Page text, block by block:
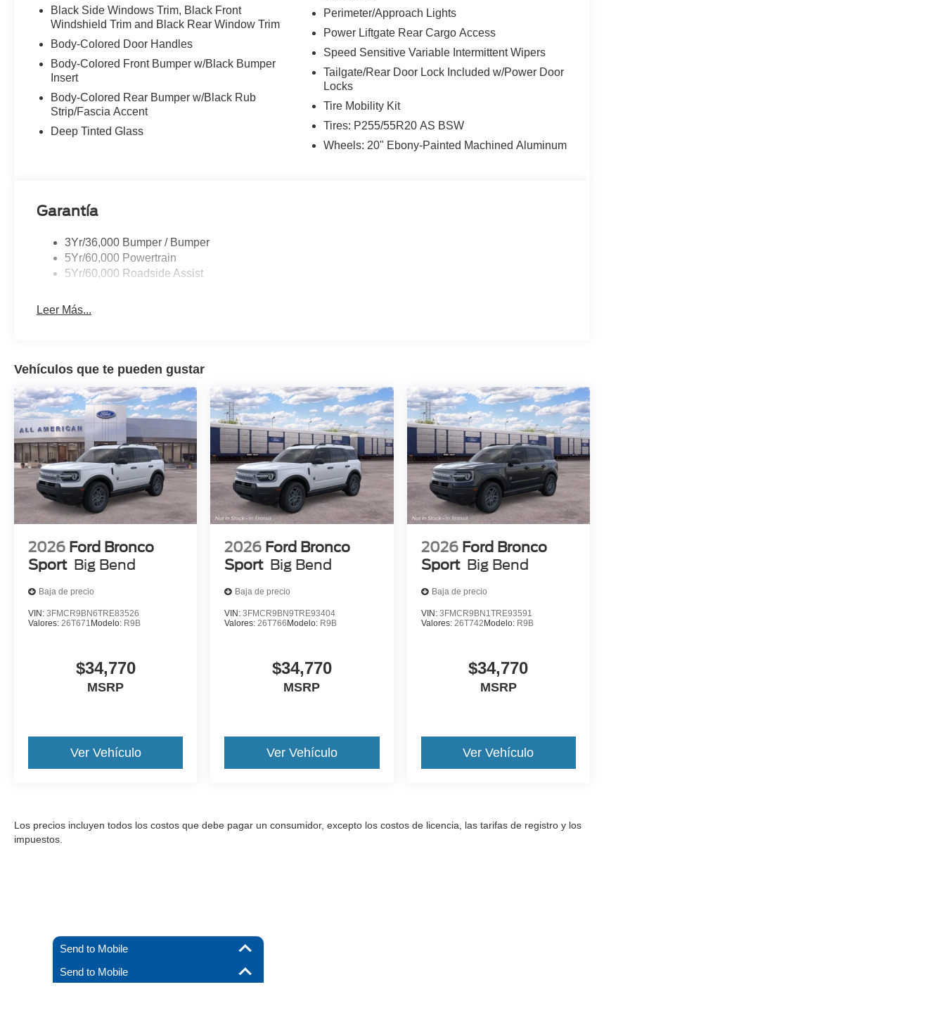
Black Side Windows Trim, Black Front
Windshield Trim and Black Rear Window Trim
Body-Colored Door Handles
Body-Colored Front Bumper w/Black Bumper
Insert
Body-Colored Rear Bumper w/Black Rub
Strip/Fascia Accent
Deep Tinted Glass
Perimeter/Approach Lights
Power Liftgate Rear Cargo Access
Speed Sensitive Variable Intermittent Wipers
Tailgate/Rear Door Lock Included w/Power Door
Locks
Tire Mobility Kit
Tires: P255/55R20 AS BSW
Wheels: 20" Ebony-Painted Machined Aluminum
Garantía
3Yr/36,000 Bumper / Bumper
5Yr/60,000 Powertrain
5Yr/60,000 Roadside Assist
Leer Más...
Vehículos que te pueden gustar
2026 Ford Bronco
Sport Big Bend
Baja de precio
VIN: 3FMCR9BN6TRE83526
Valores: 26T671 Modelo: R9B
$34,770
MSRP
Ver Vehículo
2026 Ford Bronco
Sport Big Bend
Baja de precio
VIN:3FMCR9BN9TRE93404
Valores:26T766 Modelo: R9B
$34,770
MSRP
Ver Vehículo
2026 Ford Bronco
Sport Big Bend
Baja de precio
VIN: 3FMCR9BN1TRE93591
Valores: 26T742 Modelo: R9B
$34,770
MSRP
Ver Vehículo
Los precios incluyen todos los costos que debe pagar un consumidor, excepto los costos de licencia, las tarifas de registro y los
impuestos.
Send to Mobile
Send to Mobile